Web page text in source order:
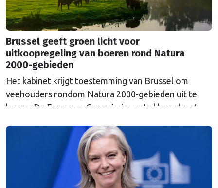
Brussel geeft groen licht voor
uitkoopregeling van boeren rond Natura
2000-gebieden
Het kabinet krijgt toestemming van Brussel om
veehouders rondom Natura 2000-gebieden uit te
kopen. De Europese Commissie gaat akkoord met